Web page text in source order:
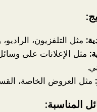
مثل التلفزيون،
مثل الإعلانات على
مثل العروض الخاصة،
المناسبة: